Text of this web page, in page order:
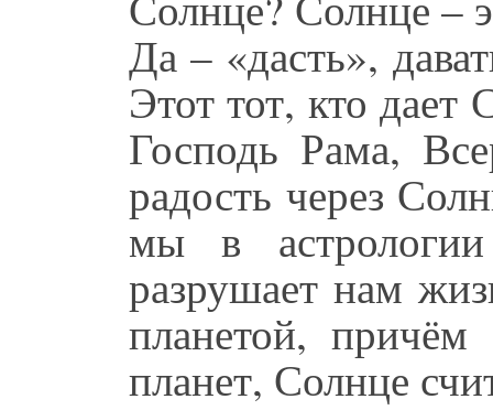
Да – «дасть»,
Этот тот, кто
Господь Рама,
радость через
мы в
разрушает нам
планетой,
планет, Солнце